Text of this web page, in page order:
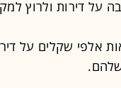
על דירות ולרוץ
אלפי שקלים על